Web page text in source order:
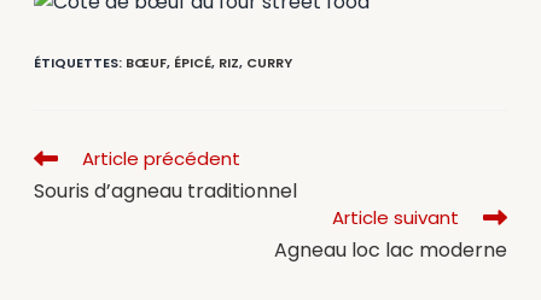
ÉTIQUETTES: BŒUF, ÉPICÉ, RIZ, CURRY
Article précédent
Souris d’agneau traditionnel
Article suivant
Agneau loc lac moderne